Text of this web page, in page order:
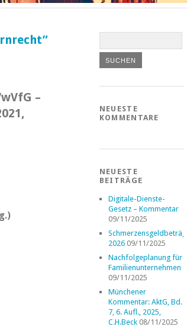
–
NEUESTE
KOMMENTARE
NEUESTE
BEITRÄGE
Digitale-Dienste-
Gesetz – Kommentar
09/11/2025
Schmerzensgeldbeträge
2026 09/11/2025
Nachfolgeplanung für
Familienunternehmen
09/11/2025
Münchener
Kommentar: AktG, Bd.
7, 6. Aufl., 2025,
C.H.Beck 08/11/2025